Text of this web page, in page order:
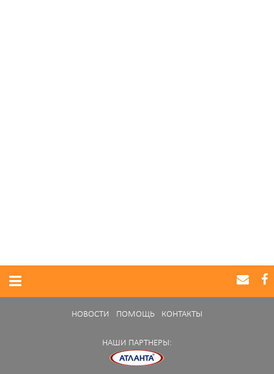
НОВОСТИ ПОМОЩЬ КОНТАКТЫ
НАШИ ПАРТНЕРЫ: